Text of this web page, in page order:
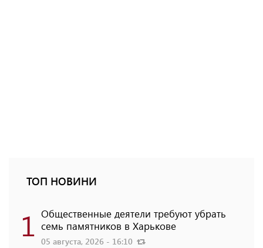
ТОП НОВИНИ
1 Общественные деятели требуют убрать
семь памятников в Харькове
05 августа, 2026 - 16:10